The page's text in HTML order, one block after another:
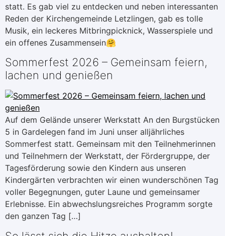
statt. Es gab viel zu entdecken und neben interessanten
Reden der Kirchengemeinde Letzlingen, gab es tolle
Musik, ein leckeres Mitbringpicknick, Wasserspiele und
ein offenes Zusammensein🤗
Sommerfest 2026 – Gemeinsam feiern,
lachen und genießen
Auf dem Gelände unserer Werkstatt An den Burgstücken
5 in Gardelegen fand im Juni unser alljährliches
Sommerfest statt. Gemeinsam mit den Teilnehmerinnen
und Teilnehmern der Werkstatt, der Fördergruppe, der
Tagesförderung sowie den Kindern aus unseren
Kindergärten verbrachten wir einen wunderschönen Tag
voller Begegnungen, guter Laune und gemeinsamer
Erlebnisse. Ein abwechslungsreiches Programm sorgte
den ganzen Tag […]